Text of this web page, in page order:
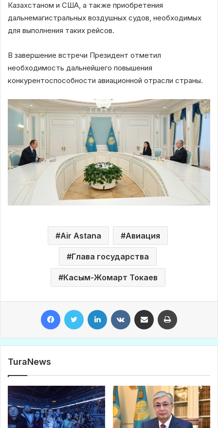
Казахстаном и США, а также приобретения
дальнемагистральных воздушных судов, необходимых
для выполнения таких рейсов.
В завершение встречи Президент отметил
необходимость дальнейшего повышения
конкурентоспособности авиационной отрасли страны.
Air Astana Авиация
Глава государства
Касым-Жомарт Токаев
TuraNews